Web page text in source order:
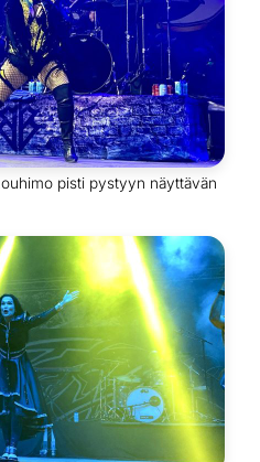
pisti pystyyn näyttävän